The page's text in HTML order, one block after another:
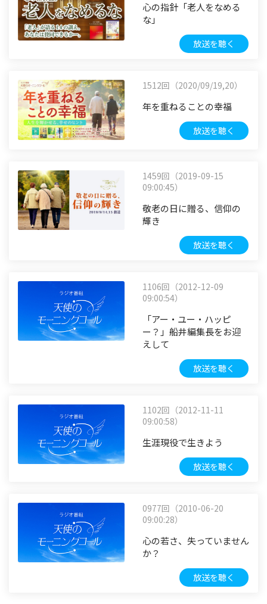
心の指針「老人をなめる
な」
放送を聴く
1512回（2020/09/19,20）
年を重ねることの幸福
放送を聴く
1459回（2019-09-15
09:00:45）
敬老の日に贈る、信仰の
輝き
放送を聴く
1106回（2012-12-09
09:00:54）
「アー・ユー・ハッピ
ー？」船井編集長をお迎
えして
放送を聴く
1102回（2012-11-11
09:00:58）
生涯現役で生きよう
放送を聴く
0977回（2010-06-20
09:00:28）
心の若さ、失っていません
か？
放送を聴く